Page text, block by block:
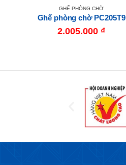
GHẾ PHÒNG CHỜ
Ghế phòng chờ PC205T9
2.005.000 ₫